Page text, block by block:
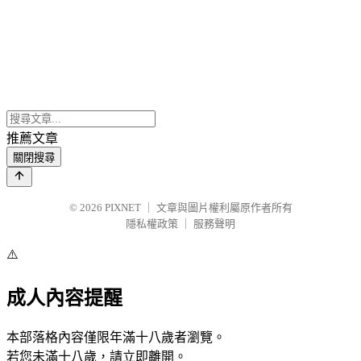
推薦文章
關閉搜尋
© 2026 PIXNET
文章與圖片權利屬原作者所有
隱私權政策
服務聲明
⚠️
成人內容提醒
本部落格內容僅限年滿十八歲者瀏覽。
若您未滿十八歲，請立即離開。